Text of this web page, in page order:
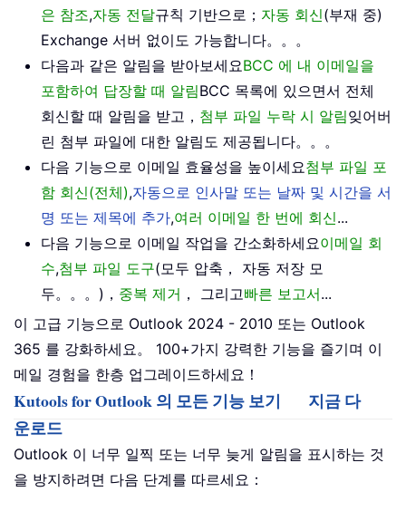
은 참조,자동 전달규칙 기반으로； 자동 회신(부재 중)
Exchange 서버 없이도 가능합니다。。。
다음과 같은 알림을 받아보세요BCC 에 내 이메일을
포함하여 답장할 때 알림BCC 목록에 있으면서 전체
회신할 때 알림을 받고， 첨부 파일 누락 시 알림잊어버
린 첨부 파일에 대한 알림도 제공됩니다。。。
다음 기능으로 이메일 효율성을 높이세요첨부 파일 포
함 회신(전체),자동으로 인사말 또는 날짜 및 시간을 서
명 또는 제목에 추가,여러 이메일 한 번에 회신...
다음 기능으로 이메일 작업을 간소화하세요이메일 회
수,첨부 파일 도구(모두 압축， 자동 저장 모
두。。。)， 중복 제거 ， 그리고빠른 보고서...
이 고급 기능으로 Outlook 2024 - 2010 또는 Outlook
365 를 강화하세요。 100+가지 강력한 기능을 즐기며 이
메일 경험을 한층 업그레이드하세요！
Kutools for Outlook 의 모든 기능 보기
지금 다
운로드
Outlook 이 너무 일찍 또는 너무 늦게 알림을 표시하는 것
을 방지하려면 다음 단계를 따르세요：